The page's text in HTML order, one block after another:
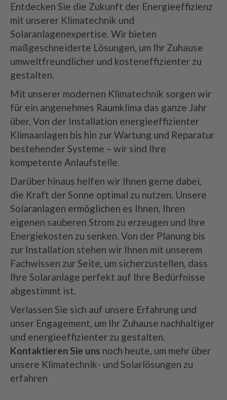
Entdecken Sie die Zukunft der Energieeffizienz
mit unserer Klimatechnik und
Solaranlagenexpertise. Wir bieten
maßgeschneiderte Lösungen, um Ihr Zuhause
umweltfreundlicher und kosteneffizienter zu
gestalten.
Mit unserer modernen Klimatechnik sorgen wir
für ein angenehmes Raumklima das ganze Jahr
über. Von der Installation energieeffizienter
Klimaanlagen bis hin zur Wartung und Reparatur
bestehender Systeme – wir sind Ihre
kompetente Anlaufstelle.
Darüber hinaus helfen wir Ihnen gerne dabei,
die Kraft der Sonne optimal zu nutzen. Unsere
Solaranlagen ermöglichen es Ihnen, Ihren
eigenen sauberen Strom zu erzeugen und Ihre
Energiekosten zu senken. Von der Planung bis
zur Installation stehen wir Ihnen mit unserem
Fachwissen zur Seite, um sicherzustellen, dass
Ihre Solaranlage perfekt auf Ihre Bedürfnisse
abgestimmt ist.
Verlassen Sie sich auf unsere Erfahrung und
unser Engagement, um Ihr Zuhause nachhaltiger
und energieeffizienter zu gestalten.
Kontaktieren Sie uns noch heute, um mehr über
unsere Klimatechnik- und Solarlösungen zu
erfahren